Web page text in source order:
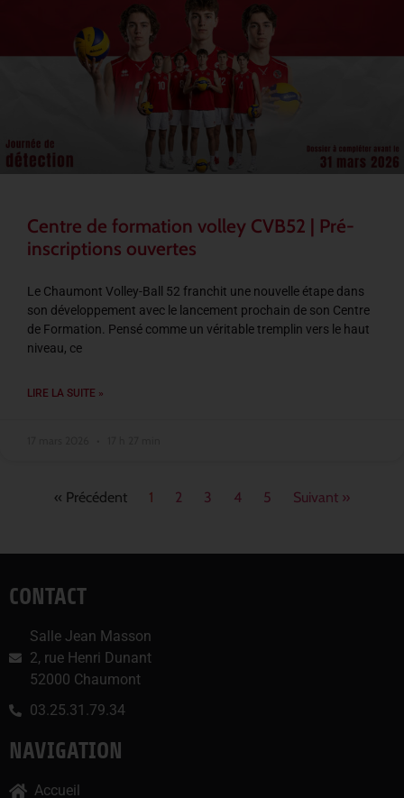
Centre de formation volley CVB52 | Pré-
inscriptions ouvertes
Le Chaumont Volley-Ball 52 franchit une nouvelle étape dans
son développement avec le lancement prochain de son Centre
de Formation. Pensé comme un véritable tremplin vers le haut
niveau, ce
LIRE LA SUITE »
« Précédent 1 2 3 4 5 Suivant »
CONTACT
Salle Jean Masson
2, rue Henri Dunant
52000 Chaumont
03.25.31.79.34
NAVIGATION
Accueil